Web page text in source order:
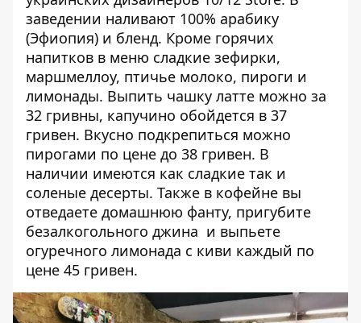
заведении наливают 100% арабику
(Эфиопия) и бленд. Кроме горячих
напитков в меню сладкие зефирки,
маршмеллоу, птичье молоко, пироги и
лимонады. Выпить чашку латте можно за
32 гривны, капучино обойдется в 37
гривен. Вкусно подкрепиться можно
пирогами по цене до 38 гривен. В
наличии имеются как сладкие так и
соленые десерты. Также в кофейне вы
отведаете домашнюю фанту, пригубите
безалкогольного джина и выпьете
огуречного лимонада с киви каждый по
цене 45 гривен.